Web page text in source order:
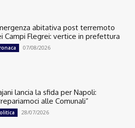
abitativa post terremoto
Campi Flegrei: vertice in prefettura
07/08/2026
lancia la sfida per Napoli:
alle Comunali”
28/07/2026